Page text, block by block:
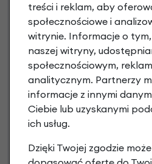
3 miesiące
Raty do 60
Poznaj
treści i reklam, aby
społecznościowe i
witrynie. Informacje o
naszej witryny,
społecznościowym,
analitycznym. Partnerzy
informacje z innymi
Ciebie lub uzyskanymi
ich usług.
Dzięki Twojej zgodzie